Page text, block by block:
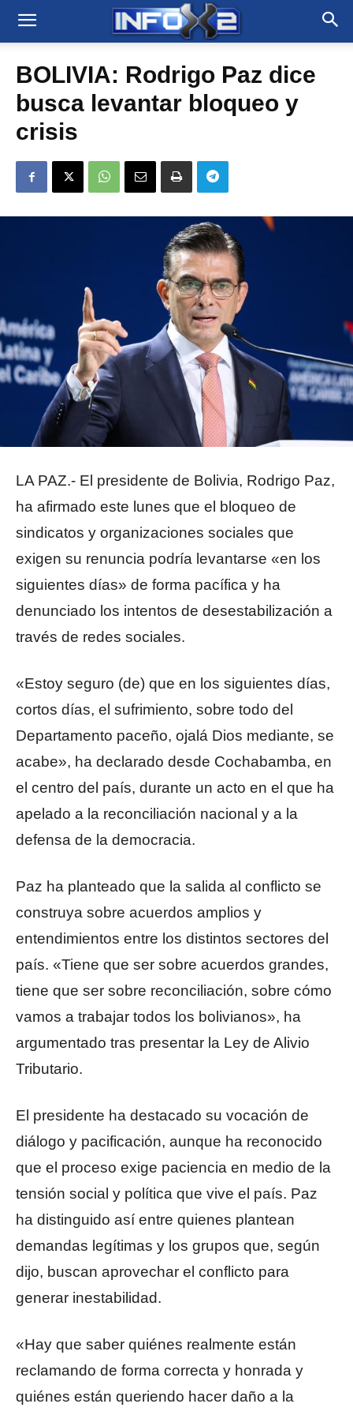
BOLIVIA: Rodrigo Paz dice
busca levantar bloqueo y
crisis
LA PAZ.- El presidente de Bolivia, Rodrigo Paz,
ha afirmado este lunes que el bloqueo de
sindicatos y organizaciones sociales que
exigen su renuncia podría levantarse «en los
siguientes días» de forma pacífica y ha
denunciado los intentos de desestabilización a
través de redes sociales.
«Estoy seguro (de) que en los siguientes días,
cortos días, el sufrimiento, sobre todo del
Departamento paceño, ojalá Dios mediante, se
acabe», ha declarado desde Cochabamba, en
el centro del país, durante un acto en el que ha
apelado a la reconciliación nacional y a la
defensa de la democracia.
Paz ha planteado que la salida al conflicto se
construya sobre acuerdos amplios y
entendimientos entre los distintos sectores del
país. «Tiene que ser sobre acuerdos grandes,
tiene que ser sobre reconciliación, sobre cómo
vamos a trabajar todos los bolivianos», ha
argumentado tras presentar la Ley de Alivio
Tributario.
El presidente ha destacado su vocación de
diálogo y pacificación, aunque ha reconocido
que el proceso exige paciencia en medio de la
tensión social y política que vive el país. Paz
ha distinguido así entre quienes plantean
demandas legítimas y los grupos que, según
dijo, buscan aprovechar el conflicto para
generar inestabilidad.
«Hay que saber quiénes realmente están
reclamando de forma correcta y honrada y
quiénes están queriendo hacer daño a la